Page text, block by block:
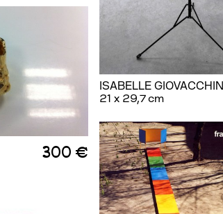
ISABELLE GIOVACCHINI
21 x 29,7 cm
300 €